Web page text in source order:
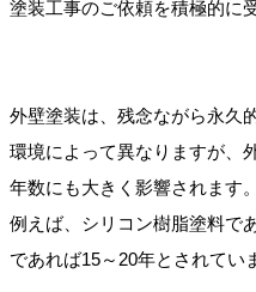
塗装工事のご依頼を積極的に
外壁塗装は、残念ながら永久
環境によって異なりますが、
年数にも大きく影響されます。
例えば、シリコン樹脂塗料で
であれば15～20年とされてい